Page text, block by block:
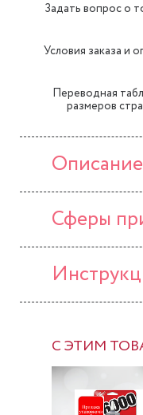
Задать вопрос о
Условия заказа и
Переводная
размеров
Описание
Сферы
С ЭТИМ